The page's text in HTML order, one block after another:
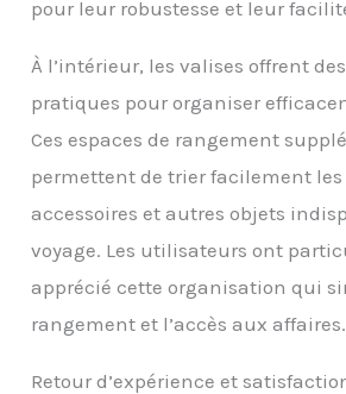
les
contacter
Étages --
roulette
doté d’une
aluminium
permettant
déplacer
restreints.
pour leur robustesse et leur
À l’intérieur, les valises offrent
pratiques pour organiser
Ces espaces de rangement
permettent de trier facilement
accessoires et autres objets
voyage. Les utilisateurs ont
apprécié cette organisation qui
rangement et l’accès aux affaires.
Retour d’expérience et